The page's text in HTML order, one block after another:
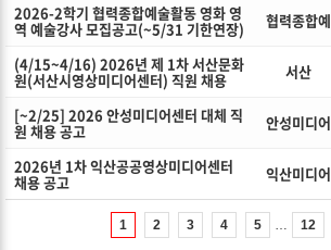
2026-2학기 협력종합예술활동 영화 영
역 예술강사 모집공고(~5/31 기한연장) 협력종합예
(4/15~4/16) 2026년 제 1차 서산문화
원(서산시영상미디어센터) 직원 채용 서산
[~2/25] 2026 안성미디어센터 대체 직
원 채용 공고 안성미디어
2026년 1차 익산공공영상미디어센터
채용 공고 익산미디어
1 2 3 4 5 12